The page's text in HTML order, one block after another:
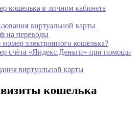
кошелька в личном кабинете
виртуальной карты
на переводы
электронного кошелька?
счёта «Яндекс.Деньги» при помощи
виртуальной карты
кошелька